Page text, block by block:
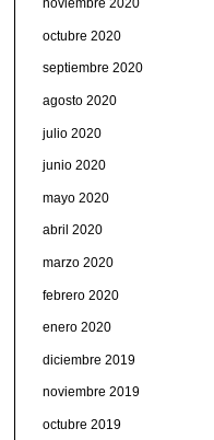
noviembre 2020
octubre 2020
septiembre 2020
agosto 2020
julio 2020
junio 2020
mayo 2020
abril 2020
marzo 2020
febrero 2020
enero 2020
diciembre 2019
noviembre 2019
octubre 2019